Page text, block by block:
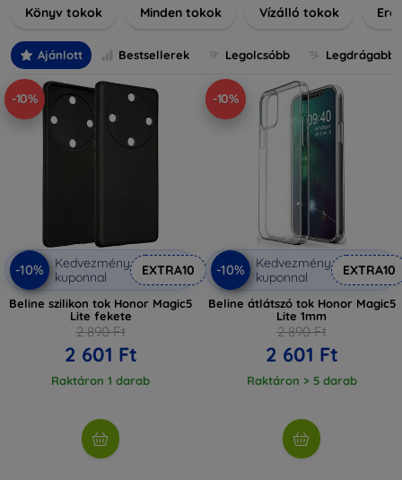
különlegesebbé eszközeit a tökéletes tokkal!
Könyv tokok Minden tokok Vízálló tokok
Ajánlott Bestsellerek Legolcsóbb Legdrágabb
-10%
-10%
Kedvezmény
kuponnal
EXTRA10
Beline szilikon tok Honor Magic5
Lite fekete
2 890 Ft
2 601 Ft
Raktáron 1 darab
-10%
-10%
Kedvezmény
kuponnal
EXTRA10
Beline átlátszó tok Honor Magic5
Lite 1mm
2 890 Ft
2 601 Ft
Raktáron > 5 darab